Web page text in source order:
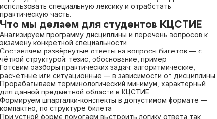
использовать специальную лексику и отработать
практическую часть.
Что мы делаем для студентов КЦСТИЕ
Анализируем программу дисциплины и перечень вопросов к
экзамену конкретной специальности
Составляем развёрнутые ответы на вопросы билетов — с
чёткой структурой: тезис, обоснование, пример
Готовим разборы практических задач: алгоритмические,
расчётные или ситуационные — в зависимости от дисциплины
Прорабатываем терминологический минимум, характерный
для данной предметной области в КЦСТИЕ
Формируем шпаргалки-конспекты в допустимом формате —
компактно, по структуре билета
При устной форме помогаем выстроить логику ответа так,